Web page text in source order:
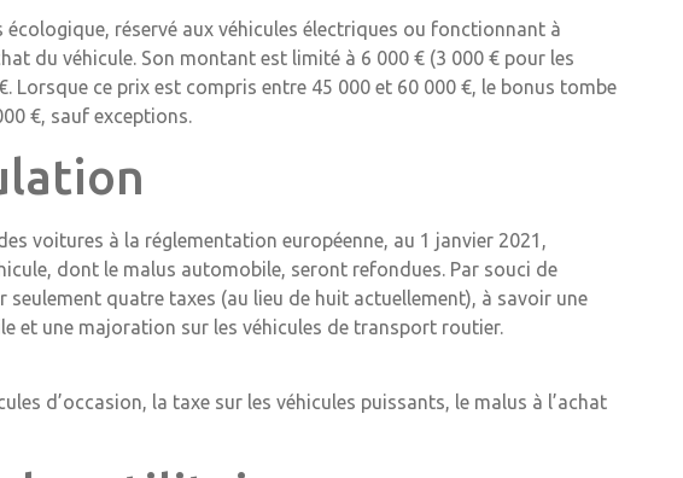
réservé aux véhicules électriques ou fonctionnant à
du véhicule. Son montant est limité à 6 000 € (3 000 € pour les
Lorsque ce prix est compris entre 45 000 et 60 000 €, le bonus tombe
€, sauf exceptions.
voitures à la réglementation européenne, au 1 janvier 2021,
dont le malus automobile, seront refondues. Par souci de
quatre taxes (au lieu de huit actuellement), à savoir une
et une majoration sur les véhicules de transport routier.
d’occasion, la taxe sur les véhicules puissants, le malus à l’achat